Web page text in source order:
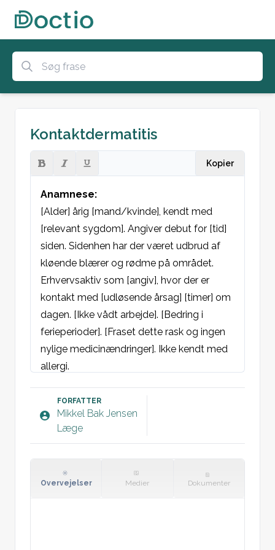
Kontaktdermatitis
Kopier
Anamnese:
[Alder] årig [mand/kvinde], kendt med
[relevant sygdom]. Angiver debut for [tid]
siden. Sidenhen har der været udbrud af
kløende blærer og rødme på området.
Erhvervsaktiv som [angiv], hvor der er
kontakt med [udløsende årsag] [timer] om
dagen. [Ikke vådt arbejde]. [Bedring i
ferieperioder]. [Fraset dette rask og ingen
nylige medicinændringer]. Ikke kendt med
allergi.
Objektivt:
Hud: Der ses vesiko-papuløst udslæt med
ekskorationer lokaseret til [lokalisation
kontaktdermatitis.
FORFATTER
Mikkel Bak Jensen
Læge
Overvejelser Medier Dokumenter